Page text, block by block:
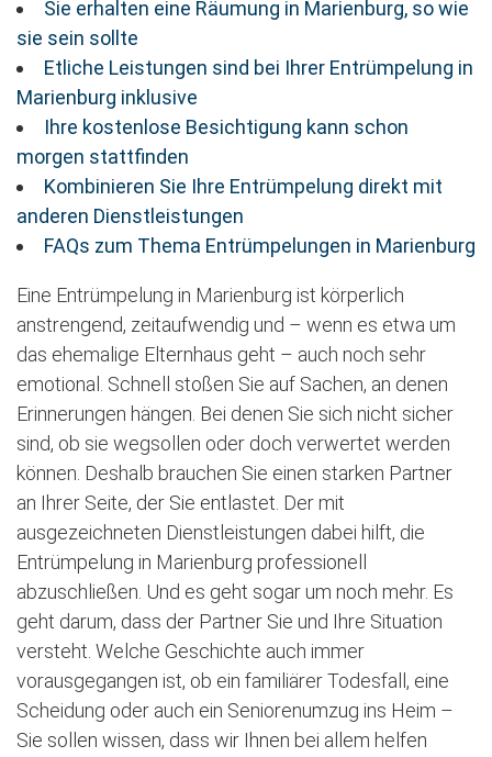
Sie erhalten eine Räumung in Marienburg, so wie
sie sein sollte
Etliche Leistungen sind bei Ihrer Entrümpelung in
Marienburg inklusive
Ihre kostenlose Besichtigung kann schon
morgen stattfinden
Kombinieren Sie Ihre Entrümpelung direkt mit
anderen Dienstleistungen
FAQs zum Thema Entrümpelungen in Marienburg
Eine Entrümpelung in Marienburg ist körperlich
anstrengend, zeitaufwendig und – wenn es etwa um
das ehemalige Elternhaus geht – auch noch sehr
emotional. Schnell stoßen Sie auf Sachen, an denen
Erinnerungen hängen. Bei denen Sie sich nicht sicher
sind, ob sie wegsollen oder doch verwertet werden
können. Deshalb brauchen Sie einen starken Partner
an Ihrer Seite, der Sie entlastet. Der mit
ausgezeichneten Dienstleistungen dabei hilft, die
Entrümpelung in Marienburg professionell
abzuschließen. Und es geht sogar um noch mehr. Es
geht darum, dass der Partner Sie und Ihre Situation
versteht. Welche Geschichte auch immer
vorausgegangen ist, ob ein familiärer Todesfall, eine
Scheidung oder auch ein Seniorenumzug ins Heim –
Sie sollen wissen, dass wir Ihnen bei allem helfen